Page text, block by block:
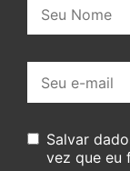
mail:
Salvar
vez que eu